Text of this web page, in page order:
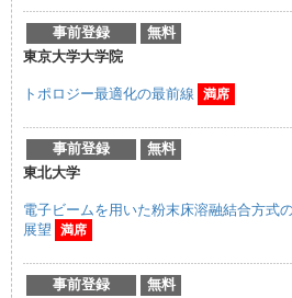
事前登録
無料
東京大学大学院
トポロジー最適化の最前線 満席
事前登録
無料
東北大学
電子ビームを用いた粉末床溶融結合方式
展望
満席
事前登録
無料